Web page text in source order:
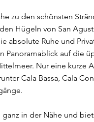
zu den schönsten
Hügeln von San
absolute Ruhe und
Panoramablick auf die
Nur eine kurze
Cala Bassa, Cala
in der Nähe und